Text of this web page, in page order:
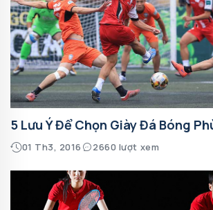
5 Lưu Ý Để Chọn Giày Đá Bóng
01 Th3, 2016 2660 lượt xem